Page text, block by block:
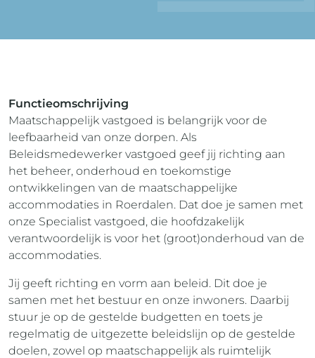
Functieomschrijving
Maatschappelijk vastgoed is belangrijk voor de
leefbaarheid van onze dorpen. Als
Beleidsmedewerker vastgoed geef jij richting aan
het beheer, onderhoud en toekomstige
ontwikkelingen van de maatschappelijke
accommodaties in Roerdalen. Dat doe je samen met
onze Specialist vastgoed, die hoofdzakelijk
verantwoordelijk is voor het (groot)onderhoud van de
accommodaties.
Jij geeft richting en vorm aan beleid. Dit doe je
samen met het bestuur en onze inwoners. Daarbij
stuur je op de gestelde budgetten en toets je
regelmatig de uitgezette beleidslijn op de gestelde
doelen, zowel op maatschappelijk als ruimtelijk